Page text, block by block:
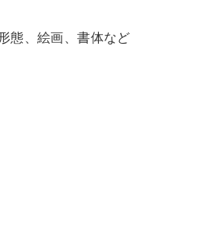
態、絵画、書体など